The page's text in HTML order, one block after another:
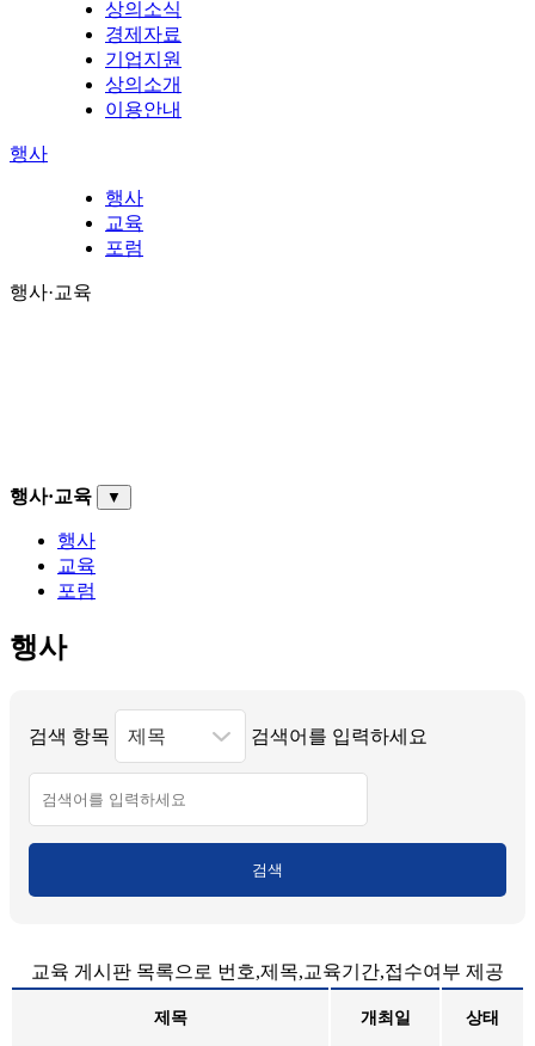
상의소식
경제자료
기업지원
상의소개
이용안내
행사
행사
교육
포럼
행사·교육
행사·교육 ▼
행사
교육
포럼
행사
검색 항목 검색어를 입력하세요
검색
교육 게시판 목록으로 번호,제목,교육기간,접수여부 제공
제목 개최일 상태